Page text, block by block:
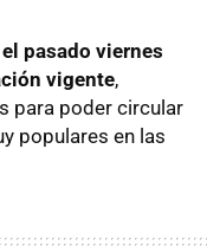
pasado viernes
vigente,
para poder circular
populares en las